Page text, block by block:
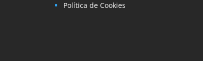
Política de Cookies